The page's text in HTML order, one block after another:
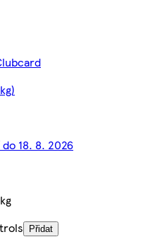
18. 8. 2026
Přidat